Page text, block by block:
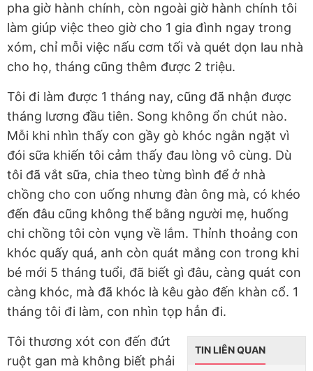
pha giờ hành chính, còn ngoài giờ hành chính tôi
làm giúp việc theo giờ cho 1 gia đình ngay trong
xóm, chỉ mỗi việc nấu cơm tối và quét dọn lau nhà
cho họ, tháng cũng thêm được 2 triệu.
Tôi đi làm được 1 tháng nay, cũng đã nhận được
tháng lương đầu tiên. Song không ổn chút nào.
Mỗi khi nhìn thấy con gầy gò khóc ngằn ngặt vì
đói sữa khiến tôi cảm thấy đau lòng vô cùng. Dù
tôi đã vắt sữa, chia theo từng bình để ở nhà
chồng cho con uống nhưng đàn ông mà, có khéo
đến đâu cũng không thể bằng người mẹ, huống
chi chồng tôi còn vụng về lắm. Thỉnh thoảng con
khóc quấy quá, anh còn quát mắng con trong khi
bé mới 5 tháng tuổi, đã biết gì đâu, càng quát con
càng khóc, mà đã khóc là kêu gào đến khàn cổ. 1
tháng tôi đi làm, con nhìn tọp hẳn đi.
TIN LIÊN QUAN
Tôi thương xót con đến đứt
ruột gan mà không biết phải